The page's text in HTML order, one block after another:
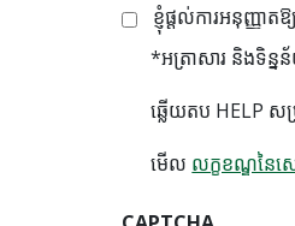
ជ្រើសរើស
ចូល៖
ខ្ញុំផ្តល់ការអនុញ្ញ
*អត្រាសារ និងទិន្ន
ឆ្លើយតប HELP
មើល លក្ខខណ្ឌនៃ